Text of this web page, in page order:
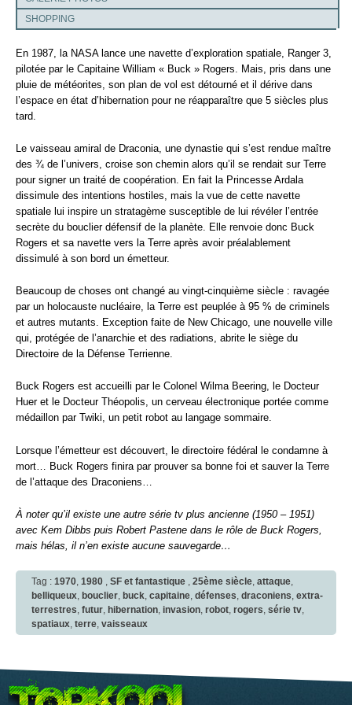
SHOPPING
En 1987, la NASA lance une navette d’exploration spatiale, Ranger 3,
pilotée par le Capitaine William « Buck » Rogers. Mais, pris dans une
pluie de météorites, son plan de vol est détourné et il dérive dans
l’espace en état d’hibernation pour ne réapparaître que 5 siècles plus
tard.
Le vaisseau amiral de Draconia, une dynastie qui s’est rendue maître
des ¾ de l’univers, croise son chemin alors qu’il se rendait sur Terre
pour signer un traité de coopération. En fait la Princesse Ardala
dissimule des intentions hostiles, mais la vue de cette navette
spatiale lui inspire un stratagème susceptible de lui révéler l’entrée
secrète du bouclier défensif de la planète. Elle renvoie donc Buck
Rogers et sa navette vers la Terre après avoir préalablement
dissimulé à son bord un émetteur.
Beaucoup de choses ont changé au vingt-cinquième siècle : ravagée
par un holocauste nucléaire, la Terre est peuplée à 95 % de criminels
et autres mutants. Exception faite de New Chicago, une nouvelle ville
qui, protégée de l’anarchie et des radiations, abrite le siège du
Directoire de la Défense Terrienne.
Buck Rogers est accueilli par le Colonel Wilma Beering, le Docteur
Huer et le Docteur Théopolis, un cerveau électronique portée comme
médaillon par Twiki, un petit robot au langage sommaire.
Lorsque l’émetteur est découvert, le directoire fédéral le condamne à
mort… Buck Rogers finira par prouver sa bonne foi et sauver la Terre
de l’attaque des Draconiens…
À noter qu’il existe une autre série tv plus ancienne (1950 – 1951)
avec Kem Dibbs puis Robert Pastene dans le rôle de Buck Rogers,
mais hélas, il n’en existe aucune sauvegarde…
Tag : 1970 1980 SF et fantastique 25ème siècle attaque
belliqueux bouclier buck capitaine défenses draconiens extra-
terrestres futur hibernation invasion robot rogers série tv
spatiaux terre vaisseaux